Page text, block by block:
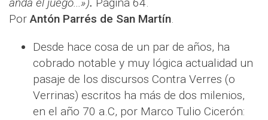
PorAntón Parrés de San Martín.
Desde hace cosa de un par de años, ha
cobrado notable y muy lógica actualidad un
pasaje de los discursos Contra Verres (o
Verrinas) escritos ha más de dos milenios,
en el año 70 a.C, por Marco Tulio Cicerón: